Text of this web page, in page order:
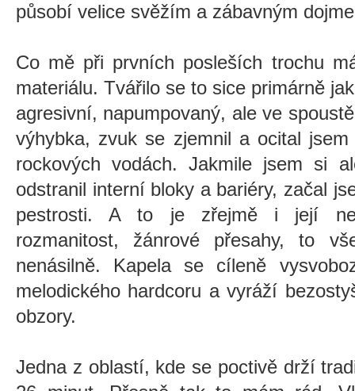
působí velice svěžím a zábavným
Co mě při prvních posleších trochu
materiálu. Tvářilo se to sice primárně
agresivní, napumpovaný, ale ve
výhybka, zvuk se zjemnil a ocital
rockových vodách. Jakmile jsem si
odstranil interní bloky a bariéry, začal
pestrosti. A to je zřejmě i její
rozmanitost, žánrové přesahy, to
nenásilně. Kapela se cíleně
melodického hardcoru a vyráží
obzory.
Jedna z oblastí, kde se poctivě drží